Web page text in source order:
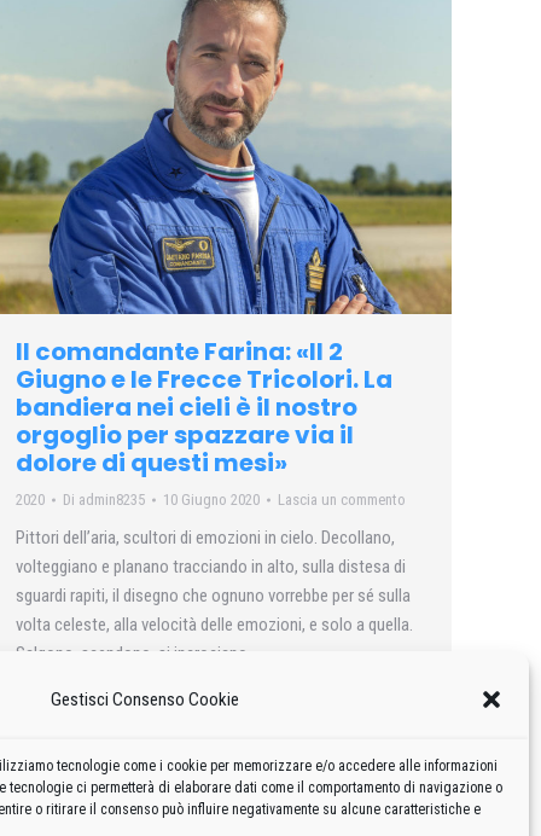
Gestisci Consenso Cookie
tecnologie come i cookie per memorizzare e/o accedere alle informazioni
tecnologie ci permetterà di elaborare dati come il comportamento di navigazione o
o ritirare il consenso può influire negativamente su alcune caratteristiche e
Il comandante Farina: «Il 2
Giugno e le Frecce Tricolori. La
bandiera nei cieli è il nostro
orgoglio per spazzare via il
dolore di questi mesi»
2020 Di admin8235 10 Giugno 2020 Lascia un commento
Pittori dell’aria, scultori di emozioni in cielo. Decollano,
volteggiano e planano tracciando in alto, sulla distesa di
sguardi rapiti, il disegno che ognuno vorrebbe per sé sulla
volta celeste, alla velocità delle emozioni, e solo a quella.
Salgono, scendono, si incrociano.